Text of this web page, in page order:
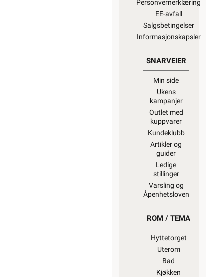
Personvernerklæring
EE-avfall
Salgsbetingelser
Informasjonskapsler
SNARVEIER
Min side
Ukens
kampanjer
Outlet med
kuppvarer
Kundeklubb
Artikler og
guider
Ledige
stillinger
Varsling og
Åpenhetsloven
ROM / TEMA
Hyttetorget
Uterom
Bad
Kjøkken